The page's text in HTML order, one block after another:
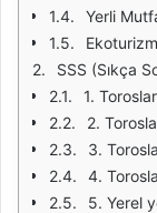
Yerli
SSS (Sıkça
1.
2.
3.
4.
5. Yerel